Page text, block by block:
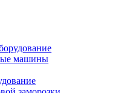
машины